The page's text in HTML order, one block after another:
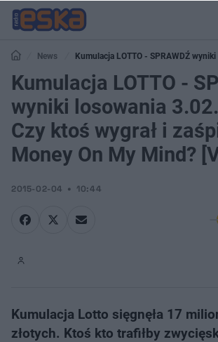
News
Kumulacja LOTTO - SPRAWDŹ
Czy ktoś wygrał i zaśpiewa Money On My Mind?
Kumulacja LOTTO -
wyniki losowania
Czy ktoś wygrał i
Money On My Mind?
2015-02-04 10:44
Kumulacja Lotto sięgnęła 17
złotych. Ktoś kto trafiłby